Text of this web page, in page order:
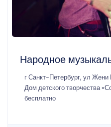
Народное
г Санкт-Петербург, ул Жени
Дом детского творчества
бесплатно